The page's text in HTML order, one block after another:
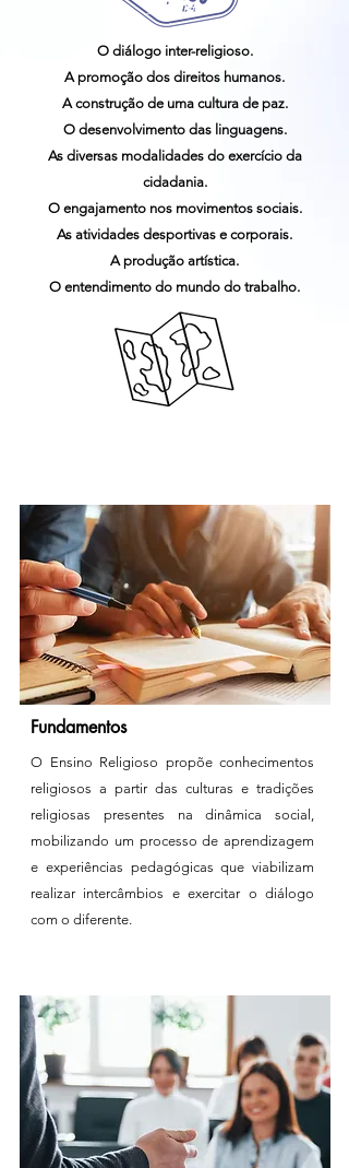
O diálogo inter-religioso.
A promoção dos direitos humanos.
A construção de uma cultura de paz.
O desenvolvimento das linguagens.
As diversas modalidades do exercício da
cidadania.
O engajamento nos movimentos sociais.
As atividades desportivas e corporais.
A produção artística.
O entendimento do mundo do trabalho.
Fundamentos
O Ensino Religioso propõe conhecimentos
religiosos a partir das culturas e tradições
religiosas presentes na dinâmica social,
mobilizando um processo de aprendizagem
e experiências pedagógicas que viabilizam
realizar intercâmbios e exercitar o diálogo
com o diferente.